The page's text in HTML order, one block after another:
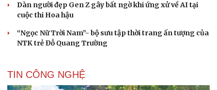
Dàn người đẹp Gen Z gây bất ngờ khi ứng xử về AI tại
cuộc thi Hoa hậu
“Ngọc Nữ Trời Nam”- bộ sưu tập thời trang ấn tượng của
NTK trẻ Đỗ Quang Trường
TIN CÔNG NGHỆ